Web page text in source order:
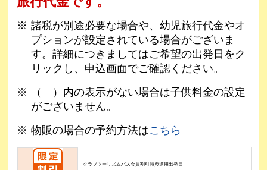
諸税が別途必要な場合や、幼児旅行代金やオ
プションが設定されている場合がございま
す。詳細につきましてはご希望の出発日をク
リックし、申込画面でご確認ください。
（ ）内の表示がない場合は子供料金の設定
がございません。
物販の場合の予約方法はこちら
クラブツーリズムパス会員割引特典適用出発日